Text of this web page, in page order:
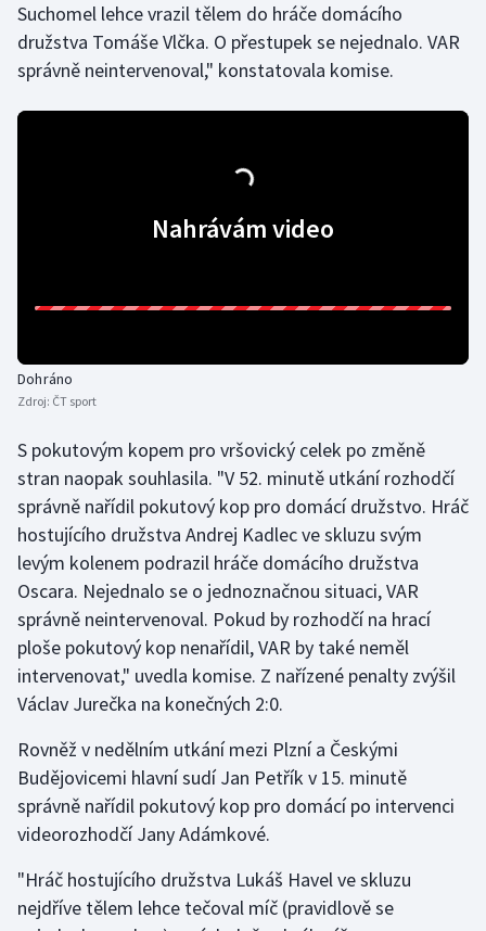
Ragby
Veslování
Vodní slalom
Volejbal
Ostatní
Suchomel lehce vrazil tělem do hráče domácího
družstva Tomáše Vlčka. O přestupek se nejednalo. VAR
správně neintervenoval," konstatovala komise.
Nahrávám video
Dohráno
Zdroj: ČT sport
S pokutovým kopem pro vršovický celek po změně
stran naopak souhlasila. "V 52. minutě utkání rozhodčí
správně nařídil pokutový kop pro domácí družstvo. Hráč
hostujícího družstva Andrej Kadlec ve skluzu svým
levým kolenem podrazil hráče domácího družstva
Oscara. Nejednalo se o jednoznačnou situaci, VAR
správně neintervenoval. Pokud by rozhodčí na hrací
ploše pokutový kop nenařídil, VAR by také neměl
intervenovat," uvedla komise. Z nařízené penalty zvýšil
Václav Jurečka na konečných 2:0.
Rovněž v nedělním utkání mezi Plzní a Českými
Budějovicemi hlavní sudí Jan Petřík v 15. minutě
správně nařídil pokutový kop pro domácí po intervenci
videorozhodčí Jany Adámkové.
"Hráč hostujícího družstva Lukáš Havel ve skluzu
nejdříve tělem lehce tečoval míč (pravidlově se